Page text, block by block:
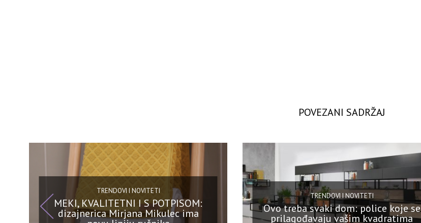
POVEZANI SADRŽAJ
TRENDOVI I NOVITETI
MEKI, KVALITETNI I S POTPISOM:
dizajnerica Mirjana Mikulec ima
TRENDOVI I NOVITETI
Ovo treba svaki dom: police koje se
prilagođavaju vašim kvadratima